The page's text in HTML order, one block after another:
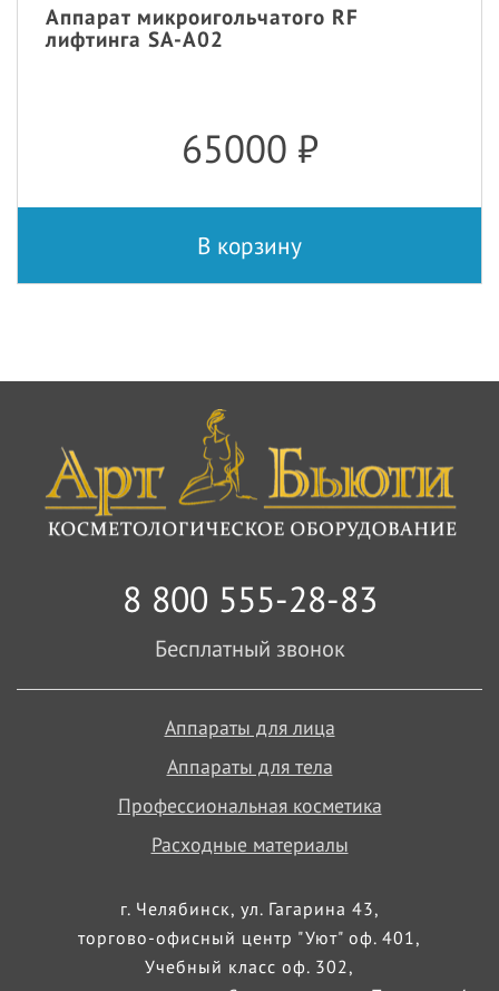
Аппарат микроигольчатого RF
лифтинга SA-A02
65000 ₽
В корзину
8 800 555-28-83
Бесплатный звонок
Аппараты для лица
Аппараты для тела
Профессиональная косметика
Расходные материалы
г. Челябинск, ул. Гагарина 43,
торгово-офисный центр "Уют" оф. 401,
Учебный класс оф. 302,